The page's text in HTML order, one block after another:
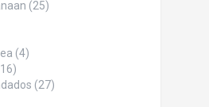
(25)
(4)
(27)